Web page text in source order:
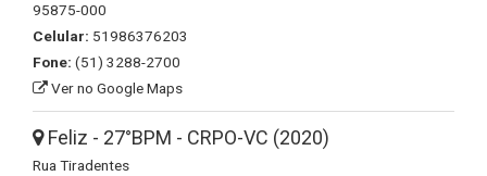
95875-000
Celular: 51986376203
Fone: (51) 3288-2700
Ver no Google Maps
Feliz - 27°BPM - CRPO-VC (2020)
Rua Tiradentes